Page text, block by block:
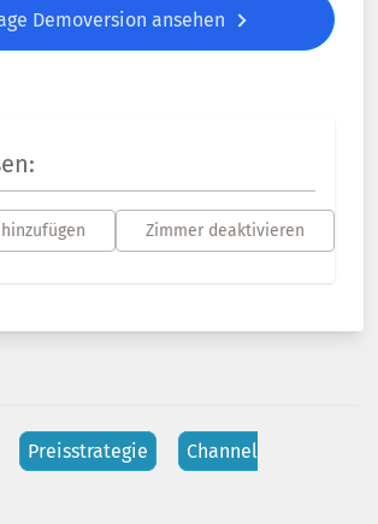
Demoversion ansehen
Zimmer deaktivieren
Preisstrategie Channel